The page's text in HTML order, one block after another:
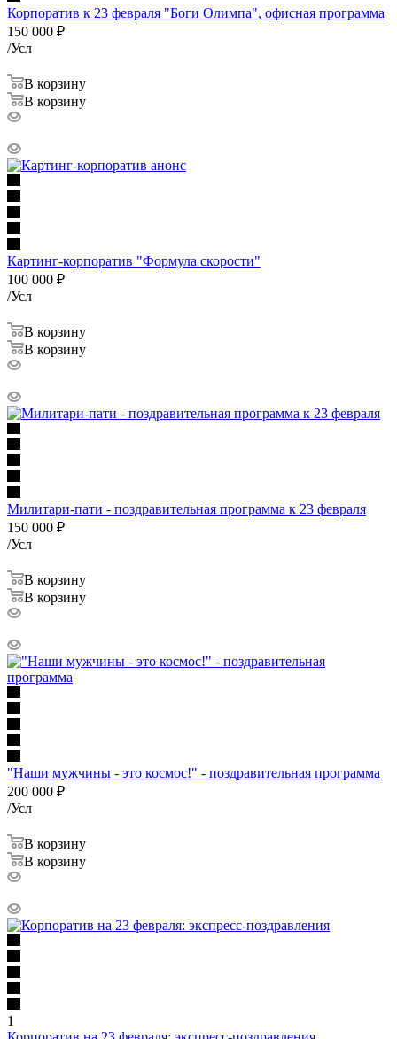
Корпоратив к 23 февраля "Боги Олимпа", офисная программа
150 000 ₽
/Усл
В корзину
В корзину
Картинг-корпоратив "Формула скорости"
100 000 ₽
/Усл
В корзину
В корзину
Милитари-пати - поздравительная программа к 23 февраля
150 000 ₽
/Усл
В корзину
В корзину
"Наши мужчины - это космос!" - поздравительная программа
200 000 ₽
/Усл
В корзину
В корзину
1